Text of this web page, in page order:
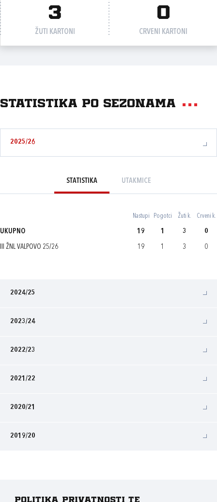
3
ŽUTI KARTONI
0
CRVENI KARTONI
Statistika po sezonama
2025/26
STATISTIKA UTAKMICE
Nastupi Pogotci Žuti k. Crveni k.
UKUPNO 19 1 3 0
III ŽNL VALPOVO 25/26 19 1 3 0
2024/25
2023/24
2022/23
2021/22
2020/21
2019/20
Politika privatnosti te